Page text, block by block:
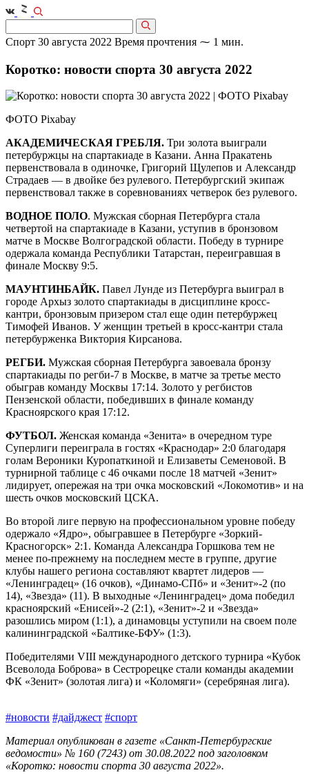
Спорт 30 августа 2022 Время прочтения ⁓ 1 мин.
Коротко: новости спорта 30 августа 2022
ФОТО Pixabaу
АКАДЕМИЧЕСКАЯ ГРЕБЛЯ. Три золота выиграли
петербуржцы на спартакиаде в Казани. Анна Пракатень
первенствовала в одиночке, Григорий Щулепов и Александр
Страдаев — в двойке без рулевого. Петербургский экипаж
первенствовал также в соревнованиях четверок без рулевого.
ВОДНОЕ ПОЛО. Мужская сборная Петербурга стала
четвертой на спартакиаде в Казани, уступив в бронзовом
матче в Москве Волгоградской области. Победу в турнире
одержала команда Республики Татарстан, переигравшая в
финале Москву 9:5.
МАУНТИНБАЙК. Павел Лунде из Петербурга выиграл в
городе Архыз золото спартакиады в дисциплине кросс-
кантри, бронзовым призером стал еще один петербуржец
Тимофей Иванов. У женщин третьей в кросс-кантри стала
петербурженка Виктория Кирсанова.
РЕГБИ. Мужская сборная Петербурга завоевала бронзу
спартакиады по регби-7 в Москве, в матче за третье место
обыграв команду Москвы 17:14. Золото у регбистов
Пензенской области, победивших в финале команду
Красноярского края 17:12.
ФУТБОЛ. Женская команда «Зенита» в очередном туре
Суперлиги переиграла в гостях «Краснодар» 2:0 благодаря
голам Вероники Куропаткиной и Елизаветы Семеновой. В
турнирной таблице с 46 очками после 18 матчей «Зенит»
лидирует, опережая на три очка московский «Локомотив» и на
шесть очков московский ЦСКА.
Во второй лиге первую на профессиональном уровне победу
одержало «Ядро», обыгравшее в Петербурге «Зоркий-
Красногорск» 2:1. Команда Александра Горшкова тем не
менее по‑прежнему на последнем месте в группе, другие
клубы нашего региона составляют квартет лидеров —
«Ленинградец» (16 очков), «Динамо-СПб» и «Зенит»-2 (по
14), «Звезда» (11). В выходные «Ленинградец» дома победил
красноярский «Енисей»-2 (2:1), «Зенит»-2 и «Звезда»
разошлись миром (1:1), а динамовцы уступили на своем поле
калининградской «Балтике-БФУ» (1:3).
Победителями VIII международного детского турнира «Кубок
Всеволода Боброва» в Сестрорецке стали команды академии
ФК «Зенит» (золотая лига) и «Коломяги» (серебряная лига).
#новости #дайджест #спорт
Материал опубликован в газете «Санкт-Петербургские
ведомости» № 160 (7243) от 30.08.2022 под заголовком
«Коротко: новости спорта 30 августа 2022».